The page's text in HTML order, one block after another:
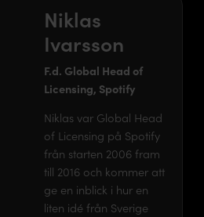
Niklas
Ivarsson
F.d. Global Head of
Licensing, Spotify
Niklas var Global Head
of Licensing på Spotify
från starten 2006 fram
till 2016 och kommer att
ge en inblick i hur en
liten idé från Sverige